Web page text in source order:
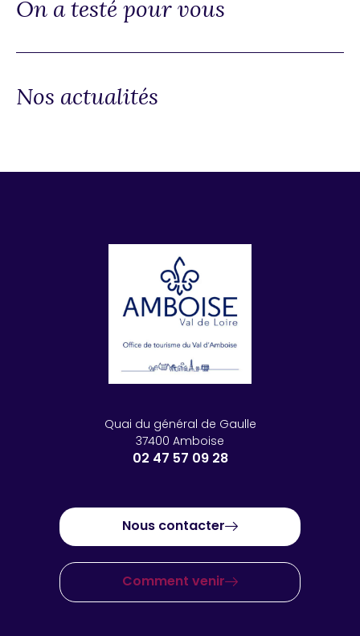
On a testé pour vous
Nos actualités
Quai du général de Gaulle
37400 Amboise
02 47 57 09 28
Nous contacter
Comment venir